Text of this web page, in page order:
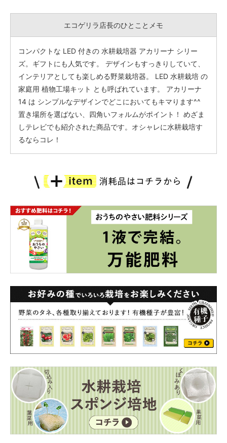
エコゲリラ店長のひとことメモ
コンパクトな LED 付きの 水耕栽培器 アカリーナ シリー
ズ。ギフトにも人気です。 デザインもすっきりしていて、
インテリアとしても楽しめる野菜栽培器。 LED 水耕栽培 の
家庭用 植物工場キット とも呼ばれています。 アカリーナ
14 は シンプルなデザインでどこにおいてもキマります^^
置き場所を選ばない、四角いフォルムがポイント！ めざま
しテレビでも紹介された商品です。オシャレに水耕栽培す
るならコレ！